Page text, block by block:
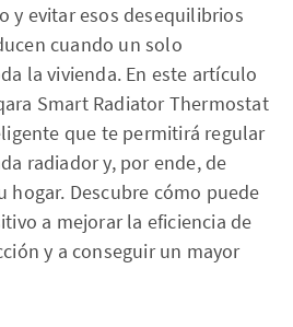
y evitar esos desequilibrios
cuando un solo
la vivienda. En este artículo
Smart Radiator Thermostat
que te permitirá regular
radiador y, por ende, de
hogar. Descubre cómo puede
a mejorar la eficiencia de
y a conseguir un mayor